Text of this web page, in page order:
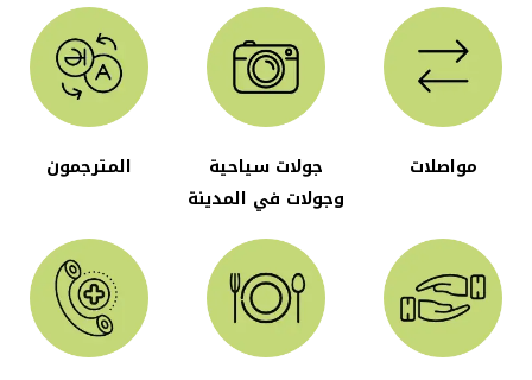
مواصلات
جولات سياحية
وجولات في المدينة
المترجمون